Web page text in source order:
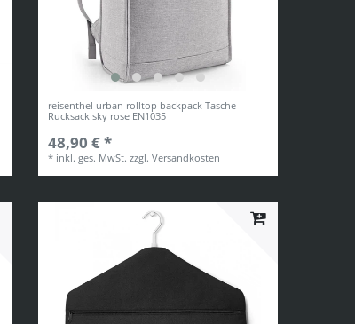
reisenthel urban rolltop backpack Tasche
Rucksack sky rose EN1035
48,90 € *
* inkl. ges. MwSt. zzgl.Versandkosten